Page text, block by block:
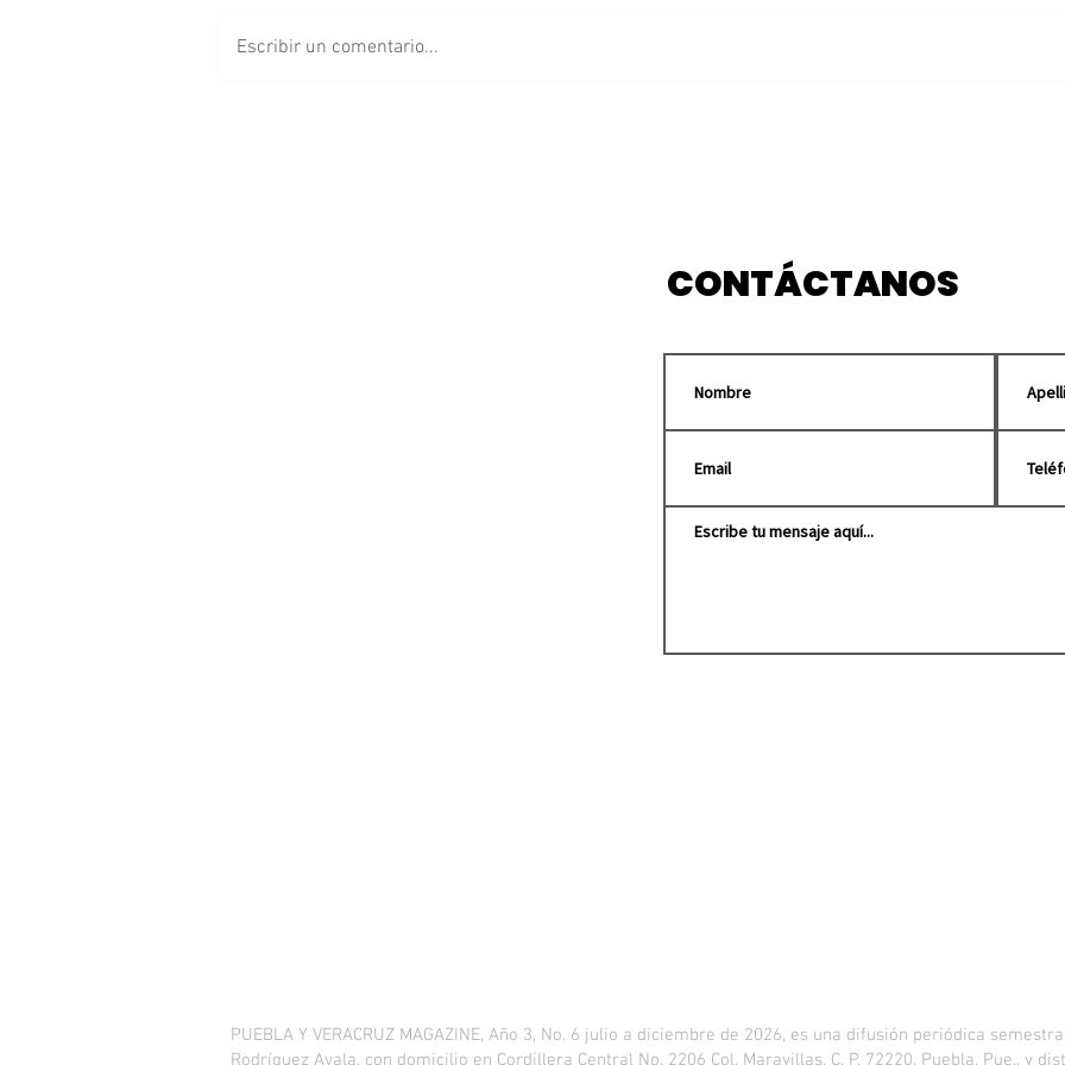
Escribir un comentario...
CONTÁCTANOS
PUEBLA Y VERACRUZ MAGAZINE, Año 3, No. 6 julio a diciembre de 2026, es una difusión periódica